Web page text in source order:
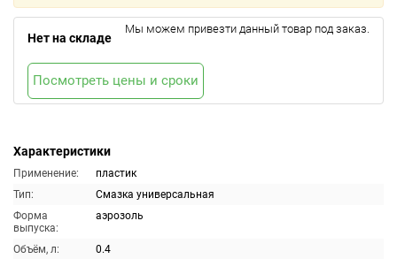
Характеристики
Применение:
пластик
Тип:
Смазка универсальная
Форма
выпуска:
аэрозоль
Объём, л:
0.4
Нет на складе
Мы можем привезти данный товар под заказ.
Посмотреть цены и сроки